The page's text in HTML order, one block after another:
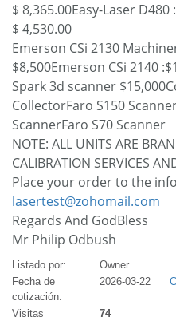
$ 8,365.00Easy-Laser D480
$ 4,530.00
Emerson CSi 2130
$8,500Emerson CSi 2140
Spark 3d scanner
CollectorFaro S150
ScannerFaro S70 Scanner
NOTE: ALL UNITS ARE
CALIBRATION SERVICES
Place your order to the
lasertest@zohomail.com
Regards And GodBless
Mr Philip Odbush
Listado por:
Owner
Fecha de
cotización:
2026-03-22
Visitas 74